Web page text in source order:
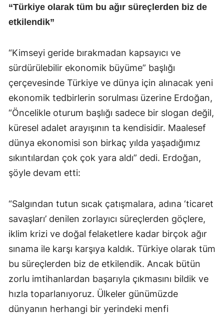
“Türkiye olarak tüm bu ağır süreçlerden biz de
etkilendik”
“Kimseyi geride bırakmadan kapsayıcı ve
sürdürülebilir ekonomik büyüme” başlığı
çerçevesinde Türkiye ve dünya için alınacak yeni
ekonomik tedbirlerin sorulması üzerine Erdoğan,
“Öncelikle oturum başlığı sadece bir slogan değil,
küresel adalet arayışının ta kendisidir. Maalesef
dünya ekonomisi son birkaç yılda yaşadığımız
sıkıntılardan çok çok yara aldı” dedi. Erdoğan,
şöyle devam etti:
“Salgından tutun sıcak çatışmalara, adına ‘ticaret
savaşları’ denilen zorlayıcı süreçlerden göçlere,
iklim krizi ve doğal felaketlere kadar birçok ağır
sınama ile karşı karşıya kaldık. Türkiye olarak tüm
bu süreçlerden biz de etkilendik. Ancak bütün
zorlu imtihanlardan başarıyla çıkmasını bildik ve
hızla toparlanıyoruz. Ülkeler günümüzde
dünyanın herhangi bir yerindeki menfi